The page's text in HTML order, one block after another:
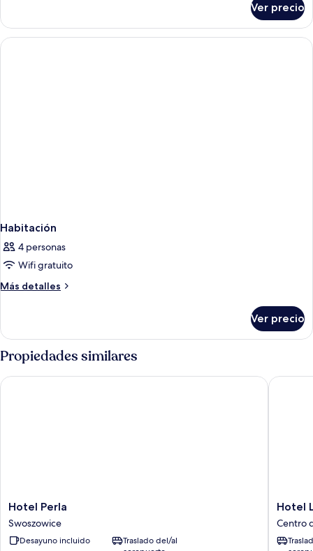
Ver precio
Habitación
4 personas
Wifi gratuito
Más detalles
Más
Ver precio
Propiedades similares
Hotel
Perla
Swoszowice
Hotel Perla
Swoszowice
Desayuno incluido
Traslado del/al
Hotel Perla
Hotel
Logos
Centro
de
Hotel
Centro
Hotel